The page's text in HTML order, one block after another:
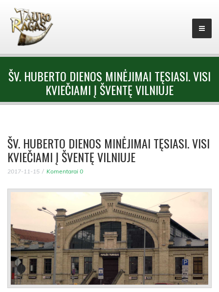
ŠV. HUBERTO DIENOS MINĖJIMAI TĘSIASI. VISI
KVIEČIAMI Į ŠVENTĘ VILNIUJE
ŠV. HUBERTO DIENOS MINĖJIMAI TĘSIASI. VISI
KVIEČIAMI Į ŠVENTĘ VILNIUJE
2017-11-15 Komentarai 0